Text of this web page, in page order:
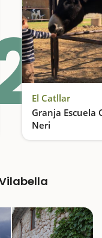
El Catllar
Granja Escuela
Neri
Interacción con